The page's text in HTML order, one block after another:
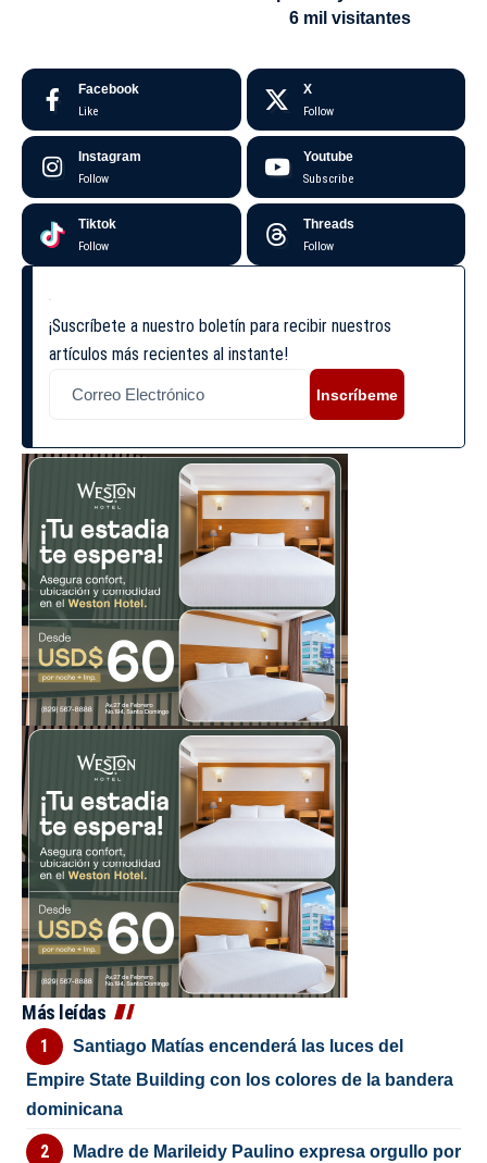
6 mil visitantes
Facebook
Like
X
Follow
Instagram
Follow
Youtube
Subscribe
Tiktok
Follow
Threads
Follow
¡Suscríbete a nuestro boletín para recibir nuestros
artículos más recientes al instante!
Inscríbeme
Más leídas
Santiago Matías encenderá las luces del
Empire State Building con los colores de la bandera
dominicana
Madre de Marileidy Paulino expresa orgullo por